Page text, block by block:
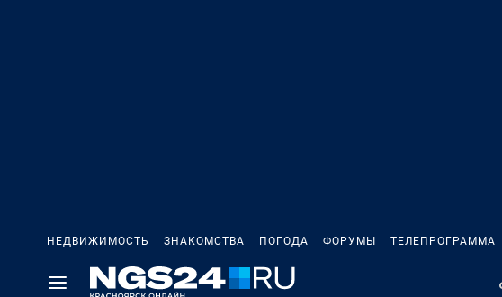
НЕДВИЖИМОСТЬ ЗНАКОМСТВА ПОГОДА ФОРУМЫ ТЕЛЕПРОГРАММА